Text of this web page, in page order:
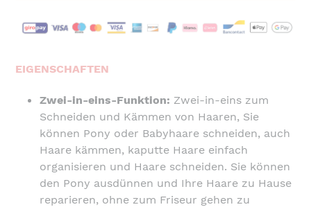
wird
Warenkorb
hinzugefügt
EIGENSCHAFTEN
Zwei-in-eins-Funktion: Zwei-in-eins zum
Schneiden und Kämmen von Haaren, Sie
können Pony oder Babyhaare schneiden, auch
Haare kämmen, kaputte Haare einfach
organisieren und Haare schneiden. Sie können
den Pony ausdünnen und Ihre Haare zu Hause
reparieren, ohne zum Friseur gehen zu